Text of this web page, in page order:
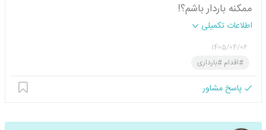
ممکنه باردار باشم؟!
اطلاعات تکمیلی
1405/04/06
#اقدام #بارداری
پاسخ مشاور